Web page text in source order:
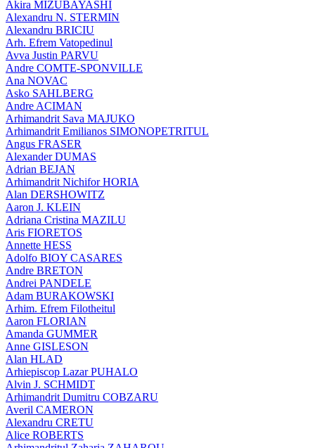
Akira MIZUBAYASHI
Alexandru N. STERMIN
Alexandru BRICIU
Arh. Efrem Vatopedinul
Avva Justin PARVU
Andre COMTE-SPONVILLE
Ana NOVAC
Asko SAHLBERG
Andre ACIMAN
Arhimandrit Sava MAJUKO
Arhimandrit Emilianos SIMONOPETRITUL
Angus FRASER
Alexander DUMAS
Adrian BEJAN
Arhimandrit Nichifor HORIA
Alan DERSHOWITZ
Aaron J. KLEIN
Adriana Cristina MAZILU
Aris FIORETOS
Annette HESS
Adolfo BIOY CASARES
Andre BRETON
Andrei PANDELE
Adam BURAKOWSKI
Arhim. Efrem Filotheitul
Aaron FLORIAN
Amanda GUMMER
Anne GISLESON
Alan HLAD
Arhiepiscop Lazar PUHALO
Alvin J. SCHMIDT
Arhimandrit Dumitru COBZARU
Averil CAMERON
Alexandru CRETU
Alice ROBERTS